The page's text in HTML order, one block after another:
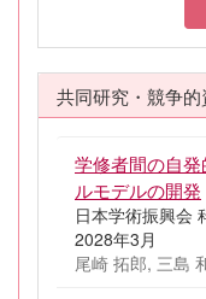
共同研究・競争
学修者間の自
ルモデルの開発
日本学術振興会
2028年3月
尾崎 拓郎, 三島